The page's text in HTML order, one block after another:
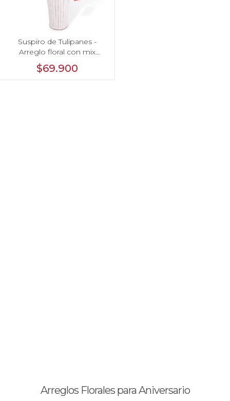
Suspiro de Tulipanes -
Arreglo floral con mix
multicolor de 30 tulipanes
$69.900
Arreglos Florales para Aniversario